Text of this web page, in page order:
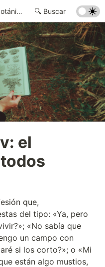
Nikolái Vavílov: el botánico que todos quisimos ser
el
que,
del tipo: «Ya, pero
«No sabía que
un campo con
si los corto?»; o «Mi
están algo mustios,